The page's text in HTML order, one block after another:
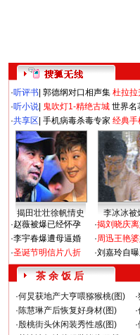
·听评书 郭德纲对口相声集 杜拉拉
·听小说 鬼吹灯1-精绝古城 世界名
·共享区 手机病毒杀毒专家 经典手
揭田壮壮徐帆情史 李冰冰被
·赵薇被爆已经怀孕
·李宇春爆遭母逼婚
·圣诞节明信片八折
·揭刘晓庆
·周迅王艳
·刘嘉玲自
茶 余 饭 后
·何炅获地产大亨喂猕猴桃(图) ·
·陈慧琳产后恢复好身材(图) ·
·殷桃街头休闲装秀性感(图) ·